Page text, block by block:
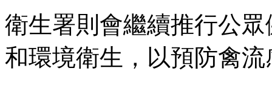
衛生署則會繼續推行公
和環境衛生，以預防禽流